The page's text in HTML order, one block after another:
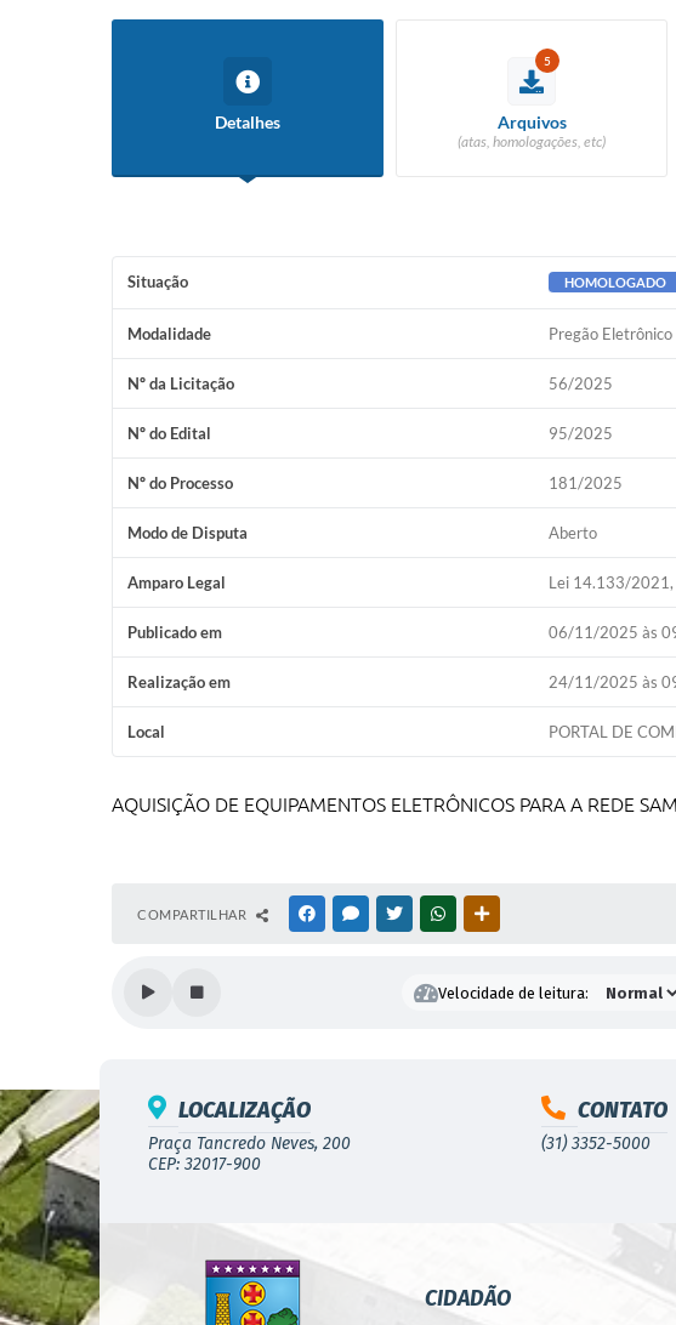
Detalhes
5
Arquivos
(atas, homologações, etc)
Situação HOMOLOGADO
Modalidade Pregão Eletrônico
Nº da Licitação 56/2025
Nº do Edital 95/2025
Nº do Processo 181/2025
Modo de Disputa Aberto
Amparo Legal Lei 14.133/
Publicado em 06/11/2025 às
Realização em 24/11/2025 às
Local PORTAL DE
AQUISIÇÃO DE EQUIPAMENTOS ELETRÔNICOS PARA A REDE
COMPARTILHAR FACEBOOKMESSENGER
TWITTERWHATSAPP
Velocidade de leitura:
LOCALIZAÇÃO
Praça Tancredo Neves, 200
CEP: 32017-900
CONTATO
(31) 3352-5000
CIDADÃO